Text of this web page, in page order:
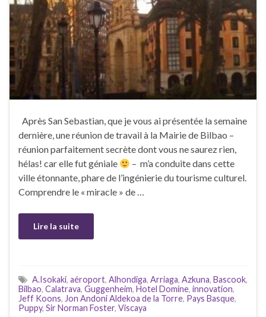
Après San Sebastian, que je vous ai présentée la semaine
dernière, une réunion de travail à la Mairie de Bilbao –
réunion parfaitement secrète dont vous ne saurez rien,
hélas! car elle fut géniale
– m’a conduite dans cette
ville étonnante, phare de l’ingénierie du tourisme culturel.
Comprendre le « miracle » de …
Lire la suite
A.Isokaki, aéroport, Alhondiga, Arriaga, Azkuna, Bascook,
Bilbao, Calatrava, Guggenheim, Hotel Domine, innovation,
Jeff Koons, Jon Andoni Aldekoa de la Torre, Pays Basque,
Puppy, Sir Norman Foster, Viscaya